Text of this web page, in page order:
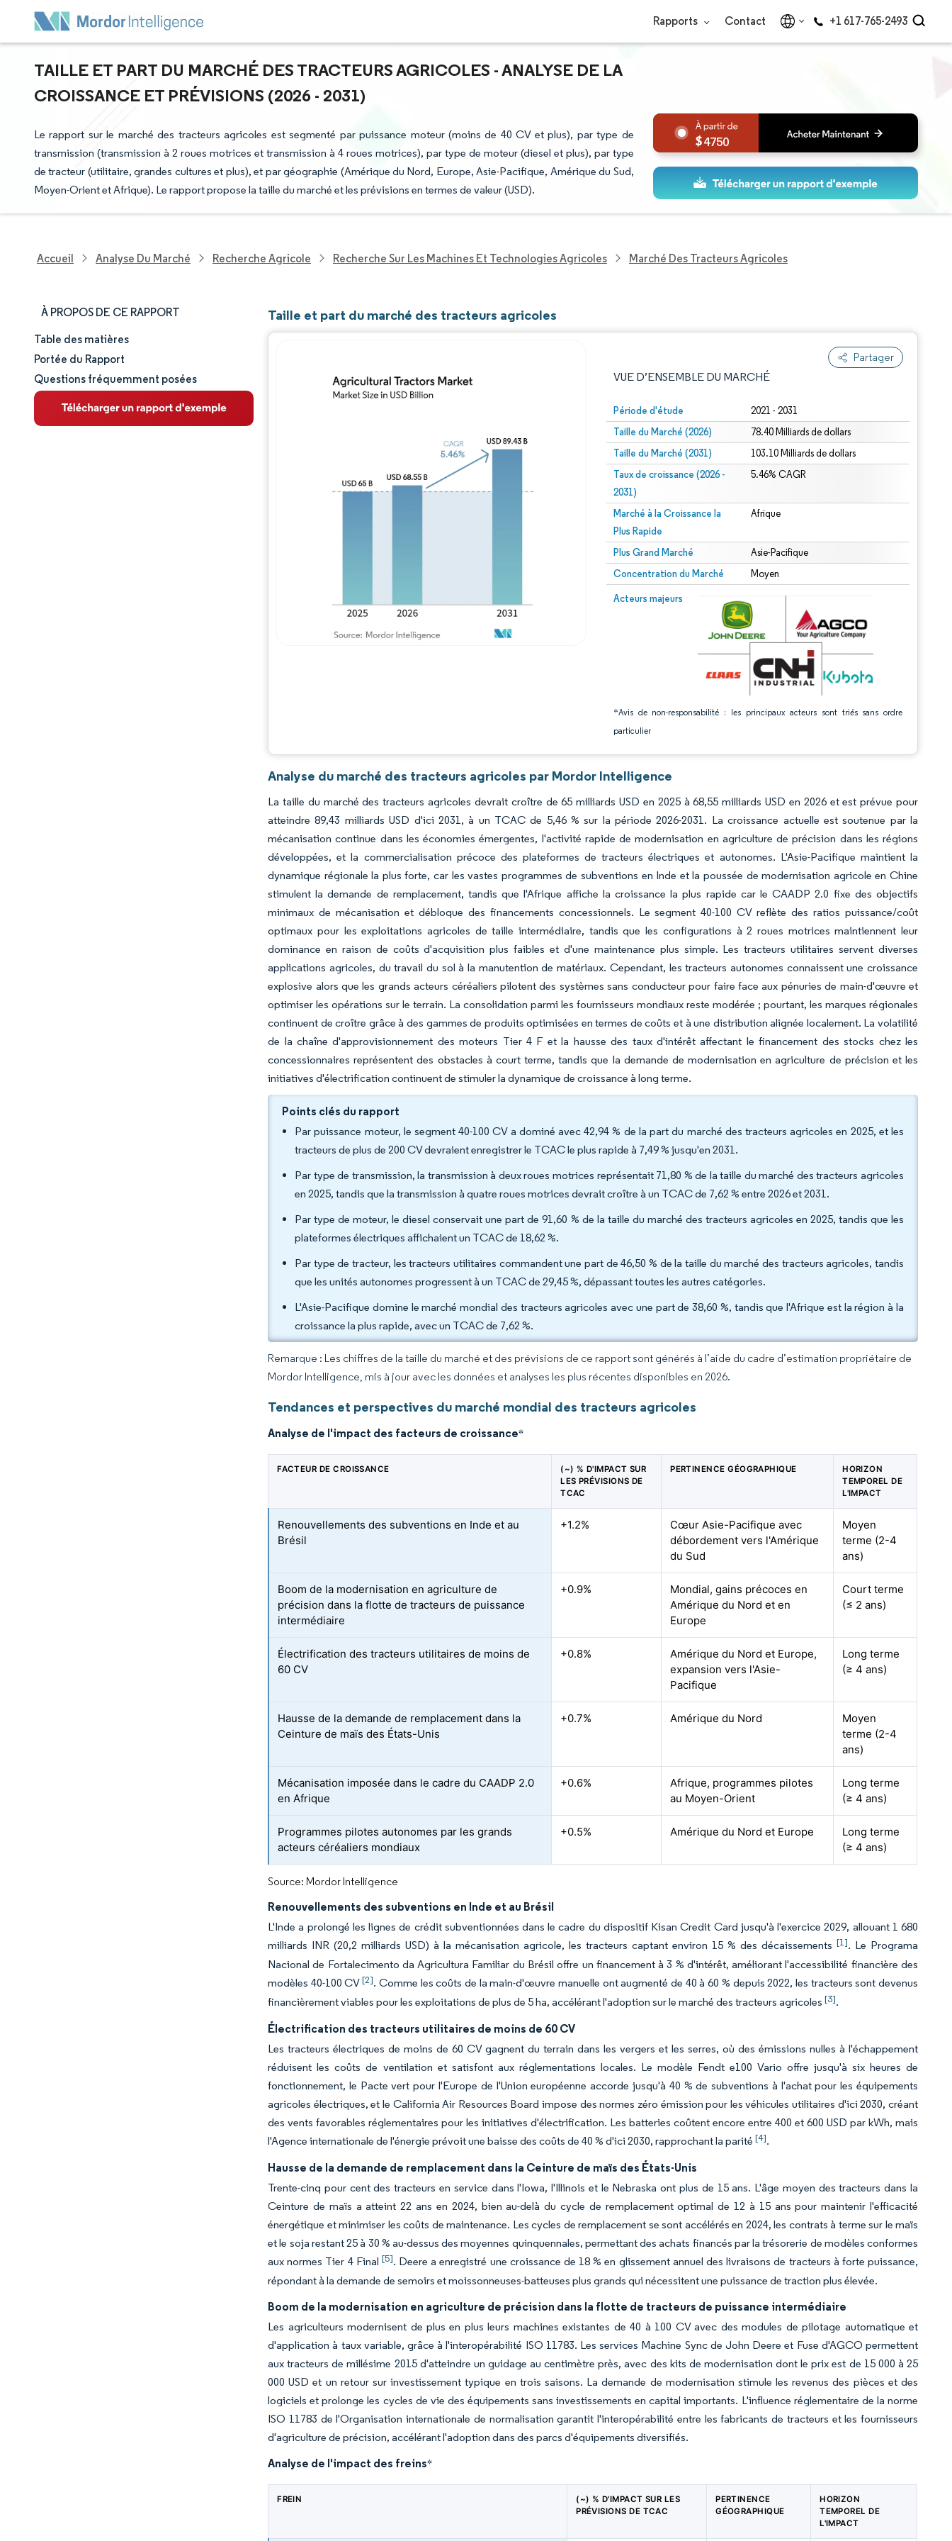
Rapports Contact +1 617-765-2493
TAILLE ET PART DU MARCHÉ DES TRACTEURS AGRICOLES - ANALYSE DE LA
CROISSANCE ET PRÉVISIONS (2026 - 2031)
Le rapport sur le marché des tracteurs agricoles est segmenté par puissance moteur (moins de 40 CV et plus), par type de
transmission (transmission à 2 roues motrices et transmission à 4 roues motrices), par type de moteur (diesel et plus), par type
de tracteur (utilitaire, grandes cultures et plus), et par géographie (Amérique du Nord, Europe, Asie-Pacifique, Amérique du Sud,
Moyen-Orient et Afrique). Le rapport propose la taille du marché et les prévisions en termes de valeur (USD).
4750
Accueil Analyse Du Marché Recherche Agricole Recherche Sur Les Machines Et Technologies Agricoles Marché Des Tracteurs Agricoles
À PROPOS DE CE RAPPORT
Taille et part de marché
Analyse du marché
Tendances et perspectives
Table des matières
Portée du Rapport
Questions fréquemment posées
Taille et part du marché des tracteurs agricoles
Partager
VUE D’ENSEMBLE DU MARCHÉ
Période d'étude 2021 - 2031
Taille du Marché (2026) 78.40 Milliards de dollars
Taille du Marché (2031) 103.10 Milliards de dollars
Taux de croissance (2026 -
2031)
5.46% CAGR
Marché à la Croissance la
Plus Rapide
Afrique
Plus Grand Marché Asie-Pacifique
Concentration du Marché Moyen
Acteurs majeurs
*Avis de non-responsabilité : les principaux acteurs sont triés sans ordre
particulier
Image © Mordor Intelligence. La réutilisation nécessite une attribution sous CC BY 4.0.
Image © Mordor Intelligence. La réutilisation nécessite une attribution sous CC BY 4.0.
Analyse du marché des tracteurs agricoles par Mordor Intelligence
La taille du marché des tracteurs agricoles devrait croître de 65 milliards USD en 2025 à 68,55 milliards USD en 2026 et est prévue pour
atteindre 89,43 milliards USD d'ici 2031, à un TCAC de 5,46 % sur la période 2026-2031. La croissance actuelle est soutenue par la
mécanisation continue dans les économies émergentes, l'activité rapide de modernisation en agriculture de précision dans les régions
développées, et la commercialisation précoce des plateformes de tracteurs électriques et autonomes. L'Asie-Pacifique maintient la
dynamique régionale la plus forte, car les vastes programmes de subventions en Inde et la poussée de modernisation agricole en Chine
stimulent la demande de remplacement, tandis que l'Afrique affiche la croissance la plus rapide car le CAADP 2.0 fixe des objectifs
minimaux de mécanisation et débloque des financements concessionnels. Le segment 40-100 CV reflète des ratios puissance/coût
optimaux pour les exploitations agricoles de taille intermédiaire, tandis que les configurations à 2 roues motrices maintiennent leur
dominance en raison de coûts d'acquisition plus faibles et d'une maintenance plus simple. Les tracteurs utilitaires servent diverses
applications agricoles, du travail du sol à la manutention de matériaux. Cependant, les tracteurs autonomes connaissent une croissance
explosive alors que les grands acteurs céréaliers pilotent des systèmes sans conducteur pour faire face aux pénuries de main-d'œuvre et
optimiser les opérations sur le terrain. La consolidation parmi les fournisseurs mondiaux reste modérée ; pourtant, les marques régionales
continuent de croître grâce à des gammes de produits optimisées en termes de coûts et à une distribution alignée localement. La volatilité
de la chaîne d'approvisionnement des moteurs Tier 4 F et la hausse des taux d'intérêt affectant le financement des stocks chez les
concessionnaires représentent des obstacles à court terme, tandis que la demande de modernisation en agriculture de précision et les
initiatives d'électrification continuent de stimuler la dynamique de croissance à long terme.
Points clés du rapport
Par puissance moteur, le segment 40-100 CV a dominé avec 42,94 % de la part du marché des tracteurs agricoles en 2025, et les
tracteurs de plus de 200 CV devraient enregistrer le TCAC le plus rapide à 7,49 % jusqu'en 2031.
Par type de transmission, la transmission à deux roues motrices représentait 71,80 % de la taille du marché des tracteurs agricoles
en 2025, tandis que la transmission à quatre roues motrices devrait croître à un TCAC de 7,62 % entre 2026 et 2031.
Par type de moteur, le diesel conservait une part de 91,60 % de la taille du marché des tracteurs agricoles en 2025, tandis que les
plateformes électriques affichaient un TCAC de 18,62 %.
Par type de tracteur, les tracteurs utilitaires commandent une part de 46,50 % de la taille du marché des tracteurs agricoles, tandis
que les unités autonomes progressent à un TCAC de 29,45 %, dépassant toutes les autres catégories.
L'Asie-Pacifique domine le marché mondial des tracteurs agricoles avec une part de 38,60 %, tandis que l'Afrique est la région à la
croissance la plus rapide, avec un TCAC de 7,62 %.
Remarque : Les chiffres de la taille du marché et des prévisions de ce rapport sont générés à l’aide du cadre d’estimation propriétaire de
Mordor Intelligence, mis à jour avec les données et analyses les plus récentes disponibles en 2026.
Tendances et perspectives du marché mondial des tracteurs agricoles
Analyse de l'impact des facteurs de croissance*
FACTEUR DE CROISSANCE
(~) % D'IMPACT SUR
LES PRÉVISIONS DE
TCAC
PERTINENCE GÉOGRAPHIQUE
HORIZON
TEMPOREL DE
L'IMPACT
Renouvellements des subventions en Inde et au
Brésil
+1.2%
Cœur Asie-Pacifique avec
débordement vers l'Amérique
du Sud
Moyen
terme (2-4
ans)
Boom de la modernisation en agriculture de
précision dans la flotte de tracteurs de puissance
intermédiaire
+0.9%
Mondial, gains précoces en
Amérique du Nord et en
Europe
Court terme
(≤ 2 ans)
Électrification des tracteurs utilitaires de moins de
60 CV
+0.8%
Amérique du Nord et Europe,
expansion vers l'Asie-
Pacifique
Long terme
(≥ 4 ans)
Hausse de la demande de remplacement dans la
Ceinture de maïs des États-Unis
+0.7% Amérique du Nord
Moyen
terme (2-4
ans)
Mécanisation imposée dans le cadre du CAADP 2.0
en Afrique
+0.6%
Afrique, programmes pilotes
au Moyen-Orient
Long terme
(≥ 4 ans)
Programmes pilotes autonomes par les grands
acteurs céréaliers mondiaux
+0.5% Amérique du Nord et Europe
Long terme
(≥ 4 ans)
Source: Mordor Intelligence
Renouvellements des subventions en Inde et au Brésil
L'Inde a prolongé les lignes de crédit subventionnées dans le cadre du dispositif Kisan Credit Card jusqu'à l'exercice 2029, allouant 1 680
milliards INR (20,2 milliards USD) à la mécanisation agricole, les tracteurs captant environ 15 % des décaissements[1]. Le Programa
Nacional de Fortalecimento da Agricultura Familiar du Brésil offre un financement à 3 % d'intérêt, améliorant l'accessibilité financière des
modèles 40-100 CV[2]. Comme les coûts de la main-d'œuvre manuelle ont augmenté de 40 à 60 % depuis 2022, les tracteurs sont devenus
financièrement viables pour les exploitations de plus de 5 ha, accélérant l'adoption sur le marché des tracteurs agricoles[3].
Électrification des tracteurs utilitaires de moins de 60 CV
Les tracteurs électriques de moins de 60 CV gagnent du terrain dans les vergers et les serres, où des émissions nulles à l'échappement
réduisent les coûts de ventilation et satisfont aux réglementations locales. Le modèle Fendt e100 Vario offre jusqu'à six heures de
fonctionnement, le Pacte vert pour l'Europe de l'Union européenne accorde jusqu'à 40 % de subventions à l'achat pour les équipements
agricoles électriques, et le California Air Resources Board impose des normes zéro émission pour les véhicules utilitaires d'ici 2030, créant
des vents favorables réglementaires pour les initiatives d'électrification. Les batteries coûtent encore entre 400 et 600 USD par kWh, mais
l'Agence internationale de l'énergie prévoit une baisse des coûts de 40 % d'ici 2030, rapprochant la parité[4].
Hausse de la demande de remplacement dans la Ceinture de maïs des États-Unis
Trente-cinq pour cent des tracteurs en service dans l'Iowa, l'Illinois et le Nebraska ont plus de 15 ans. L'âge moyen des tracteurs dans la
Ceinture de maïs a atteint 22 ans en 2024, bien au-delà du cycle de remplacement optimal de 12 à 15 ans pour maintenir l'efficacité
énergétique et minimiser les coûts de maintenance. Les cycles de remplacement se sont accélérés en 2024, les contrats à terme sur le maïs
et le soja restant 25 à 30 % au-dessus des moyennes quinquennales, permettant des achats financés par la trésorerie de modèles conformes
aux normes Tier 4 Final [5]. Deere a enregistré une croissance de 18 % en glissement annuel des livraisons de tracteurs à forte puissance,
répondant à la demande de semoirs et moissonneuses-batteuses plus grands qui nécessitent une puissance de traction plus élevée.
Boom de la modernisation en agriculture de précision dans la flotte de tracteurs de puissance intermédiaire
Les agriculteurs modernisent de plus en plus leurs machines existantes de 40 à 100 CV avec des modules de pilotage automatique et
d'application à taux variable, grâce à l'interopérabilité ISO 11783. Les services Machine Sync de John Deere et Fuse d'AGCO permettent
aux tracteurs de millésime 2015 d'atteindre un guidage au centimètre près, avec des kits de modernisation dont le prix est de 15 000 à 25
000 USD et un retour sur investissement typique en trois saisons. La demande de modernisation stimule les revenus des pièces et des
logiciels et prolonge les cycles de vie des équipements sans investissements en capital importants. L'influence réglementaire de la norme
ISO 11783 de l'Organisation internationale de normalisation garantit l'interopérabilité entre les fabricants de tracteurs et les fournisseurs
d'agriculture de précision, accélérant l'adoption dans des parcs d'équipements diversifiés.
Analyse de l'impact des freins*
FREIN
(~) % D'IMPACT SUR LES
PRÉVISIONS DE TCAC
PERTINENCE
GÉOGRAPHIQUE
HORIZON
TEMPOREL DE
L'IMPACT